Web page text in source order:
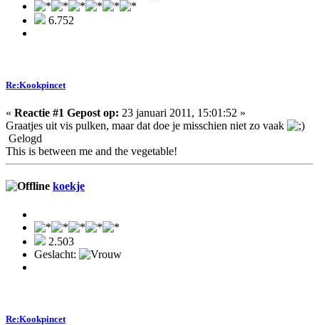
6.752
Re:Kookpincet
« Reactie #1 Gepost op: 23 januari 2011, 15:01:52 »
Graatjes uit vis pulken, maar dat doe je misschien niet zo vaak
Gelogd
This is between me and the vegetable!
koekje
2.503
Geslacht:
Re:Kookpincet